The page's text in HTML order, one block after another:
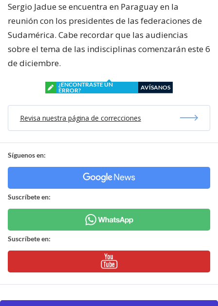
Sergio Jadue se encuentra en Paraguay en la
reunión con los presidentes de las federaciones de
Sudamérica. Cabe recordar que las audiencias
sobre el tema de las indisciplinas comenzarán este 6
de diciembre.
¿ENCONTRASTE UN
ERROR?
AVÍSANOS
Revisa nuestra página de correcciones
Síguenos en:
Suscríbete en:
Suscríbete en: